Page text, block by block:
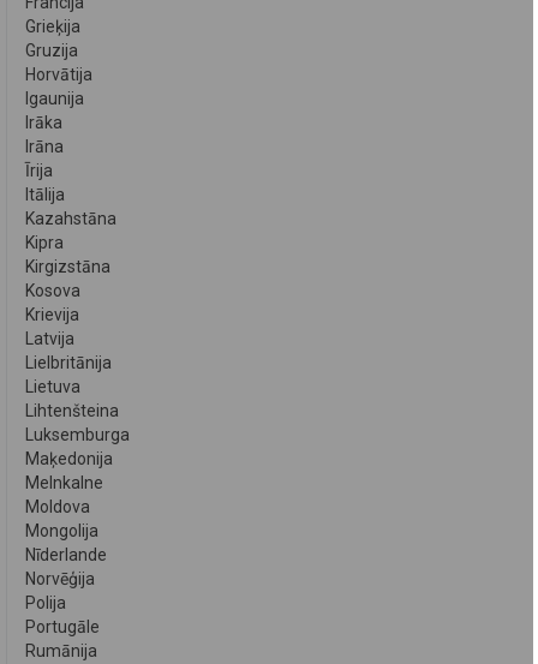
Grieķija
Gruzija
Horvātija
Igaunija
Irāka
Irāna
Īrija
Itālija
Kazahstāna
Kipra
Kirgizstāna
Kosova
Krievija
Latvija
Lielbritānija
Lietuva
Lihtenšteina
Luksemburga
Maķedonija
Melnkalne
Moldova
Mongolija
Nīderlande
Norvēģija
Polija
Portugāle
Rumānija